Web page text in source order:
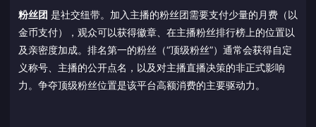
粉丝团 是社交纽带。加入主播的粉丝团需要支付少量的月费（以
金币支付），观众可以获得徽章、在主播粉丝排行榜上的位置以
及亲密度加成。排名第一的粉丝（“顶级粉丝”）通常会获得自定
义称号、主播的公开点名，以及对主播直播决策的非正式影响
力。争夺顶级粉丝位置是该平台高额消费的主要驱动力。